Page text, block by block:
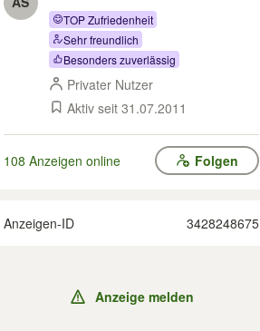
TOP Zufriedenheit
Sehr freundlich
Besonders zuverlässig
Privater Nutzer
Aktiv seit 31.07.2011
108 Anzeigen online Folgen
Anzeigen-ID 3428248675
Anzeige melden